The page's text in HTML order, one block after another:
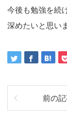
今後も勉強を続
深めたいと思い
前の